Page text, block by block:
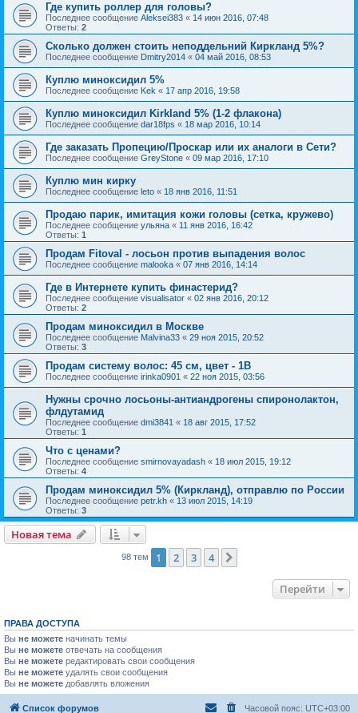
Где купить роллер для головы?
Последнее сообщение Aleksei383 « 14 июн 2016, 07:48
Ответы: 2
Сколько должен стоить неподдельний Киркланд 5%?
Последнее сообщение Dmitry2014 « 04 май 2016, 08:53
Куплю миноксидил 5%
Последнее сообщение Kek « 17 апр 2016, 19:58
Куплю миноксидил Kirkland 5% (1-2 флакона)
Последнее сообщение dar18fps « 18 мар 2016, 10:14
Где заказать Пропецию/Проскар или их аналоги в Сети?
Последнее сообщение GreyStone « 09 мар 2016, 17:10
Куплю мин кирку
Последнее сообщение leto « 18 янв 2016, 11:51
Продаю парик, имитация кожи головы (сетка, кружево)
Последнее сообщение ульяна « 11 янв 2016, 16:42
Ответы: 1
Продам Fitoval - лосьон против выпадения волос
Последнее сообщение malooka « 07 янв 2016, 14:14
Где в Интернете купить финастерид?
Последнее сообщение visualisator « 02 янв 2016, 20:12
Ответы: 2
Продам миноксидил в Москве
Последнее сообщение Malvina33 « 29 ноя 2015, 20:52
Ответы: 3
Продам систему волос: 45 см, цвет - 1B
Последнее сообщение irinka0901 « 22 ноя 2015, 03:56
Нужны срочно лосьоны-антиандрогены спиронолактон,
флдутамид
Последнее сообщение dmi3841 « 18 авг 2015, 17:52
Ответы: 1
Что с ценами?
Последнее сообщение smirnovayadash « 18 июл 2015, 19:12
Ответы: 4
Продам миноксидил 5% (Киркланд), отправлю по России
Последнее сообщение petr.kh « 13 июл 2015, 14:19
Ответы: 3
Новая тема
98 тем 1 2 3 4
Перейти
ПРАВА ДОСТУПА
Вы не можете начинать темы
Вы не можете отвечать на сообщения
Вы не можете редактировать свои сообщения
Вы не можете удалять свои сообщения
Вы не можете добавлять вложения
Список форумов Часовой пояс: UTC+03:00